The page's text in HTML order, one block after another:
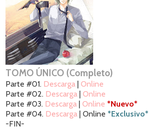
TOMO ÚNICO (Completo)
Parte #01. Descarga | Online
Parte #02. Descarga | Online
Parte #03. Descarga | Online *Nuevo*
Parte #04. Descarga | Online *Exclusivo*
-FIN-